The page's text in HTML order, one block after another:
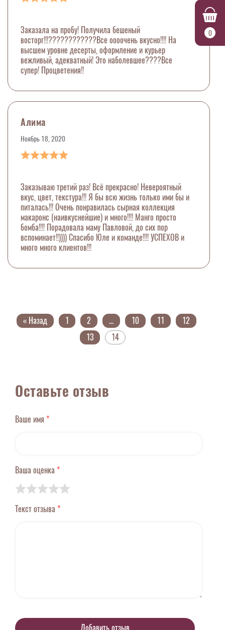
0
Заказала на пробу! Получила бешеный
восторг!!!????????????Все оооочень вкусно!!!! На
высшем уровне десерты, оформление и курьер
вежливый, адекватный! Это наболевшее????Все
супер! Процветения!!
Алима
Ноябрь 18, 2020
Заказываю третий раз! Всё прекрасно! Невероятный
вкус, цвет, текстура!!! Я бы всю жизнь только ими бы и
питалась!!! Очень понравилась сырная коллекция
макаронс (наивкуснейшие) и много!!!! Манго просто
бомба!!!! Порадовала маму Павловой, до сих пор
вспоминает!!)))) Спасибо Юле и команде!!!! УСПЕХОВ и
много много клиентов!!!
« Назад 1 2 ... 10 11
12
13
14
Оставьте отзыв
Ваше имя *
Ваша оценка *
Текст отзыва *